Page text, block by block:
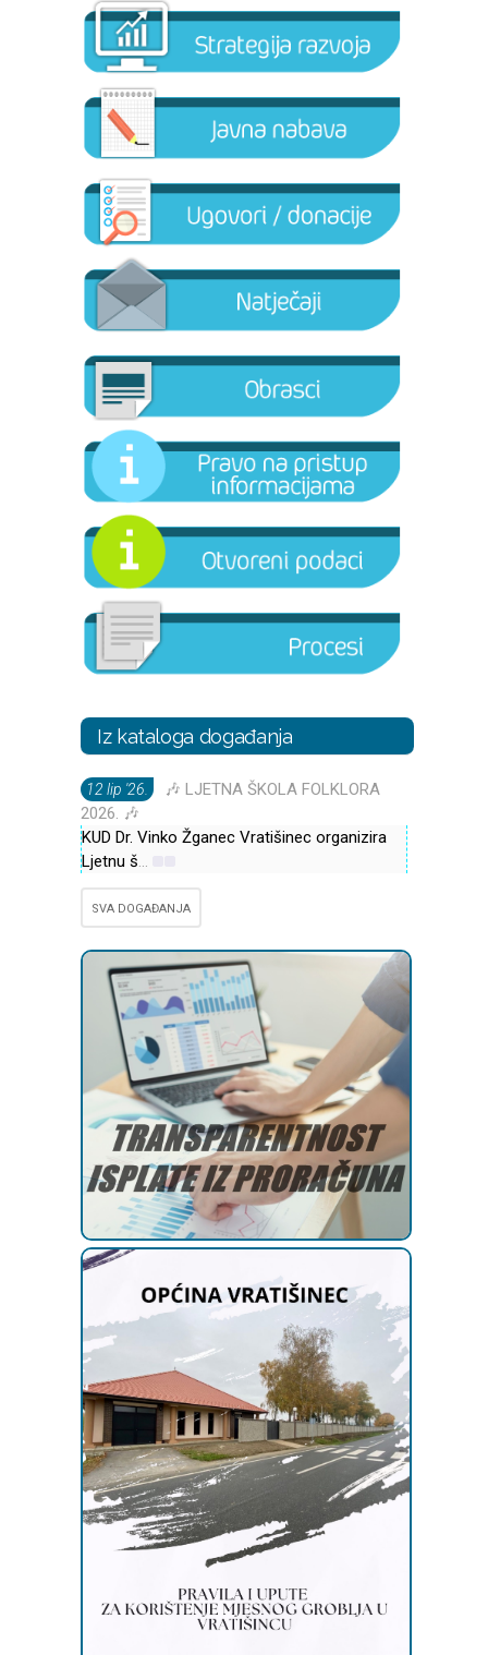
Iz kataloga događanja
12 lip '26.
🎶 LJETNA ŠKOLA FOLKLORA
2026. 🎶
KUD Dr. Vinko Žganec Vratišinec organizira
Ljetnu š...
SVA DOGAĐANJA